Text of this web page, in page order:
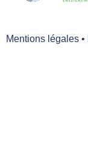
Mentions légales •